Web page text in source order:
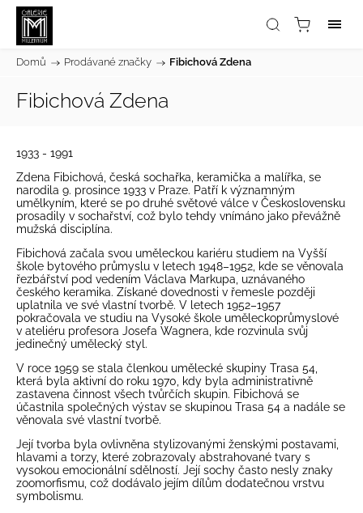
Domů / Prodávané značky / Fibichová Zdena
Fibichová Zdena
1933 - 1991
Zdena Fibichová, česká sochařka, keramička a malířka, se
narodila 9. prosince 1933 v Praze. Patří k významným
umělkyním, které se po druhé světové válce v Československu
prosadily v sochařství, což bylo tehdy vnímáno jako převážně
mužská disciplína.
Fibichová začala svou uměleckou kariéru studiem na Vyšší
škole bytového průmyslu v letech 1948–1952, kde se věnovala
řezbářství pod vedením Václava Markupa, uznávaného
českého keramika. Získané dovednosti v řemesle později
uplatnila ve své vlastní tvorbě. V letech 1952–1957
pokračovala ve studiu na Vysoké škole uměleckoprůmyslové
v ateliéru profesora Josefa Wagnera, kde rozvinula svůj
jedinečný umělecký styl.
V roce 1959 se stala členkou umělecké skupiny Trasa 54,
která byla aktivní do roku 1970, kdy byla administrativně
zastavena činnost všech tvůrčích skupin. Fibichová se
účastnila společných výstav se skupinou Trasa 54 a nadále se
věnovala své vlastní tvorbě.
Její tvorba byla ovlivněna stylizovanými ženskými postavami,
hlavami a torzy, které zobrazovaly abstrahované tvary s
vysokou emocionální sdělností. Její sochy často nesly znaky
zoomorfismu, což dodávalo jejím dílům dodatečnou vrstvu
symbolismu.